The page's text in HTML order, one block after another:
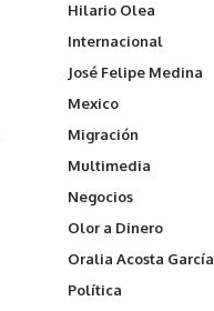
Hilario Olea
Internacional
José Felipe Medina
Mexico
Migración
Multimedia
Negocios
Olor a Dinero
Oralia Acosta García
Política